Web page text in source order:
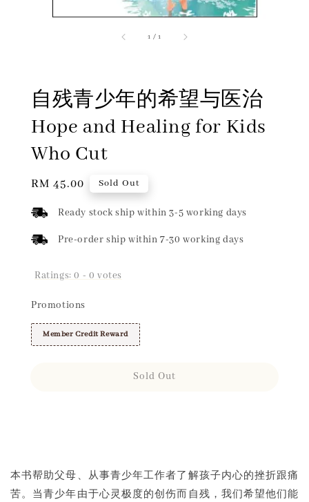
1 /1
自残青少年的希望与医治
Hope and Healing for Kids
Who Cut
Regular
RM 45.00 Sold Out
Ready stock ship within 3-5 working days
Pre-order ship within 7-30 working days
Ratings:0 - 0 votes
Promotions
Member Credit Reward
Sold Out
本书帮助父母、从事青少年工作者了解孩子内心的挫折跟痛
苦。当青少年由于心灵极度的创伤而自残，我们希望他们能